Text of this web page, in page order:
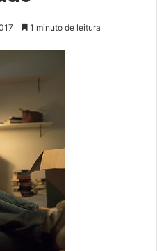
1 minuto de leitura